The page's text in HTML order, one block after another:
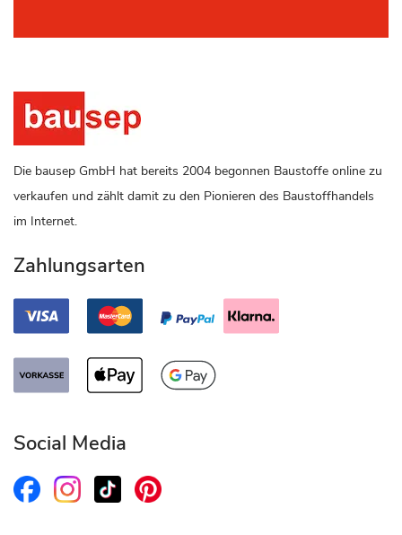
Die bausep GmbH hat bereits 2004 begonnen Baustoffe online zu
verkaufen und zählt damit zu den Pionieren des Baustoffhandels
im Internet.
Zahlungsarten
Social Media